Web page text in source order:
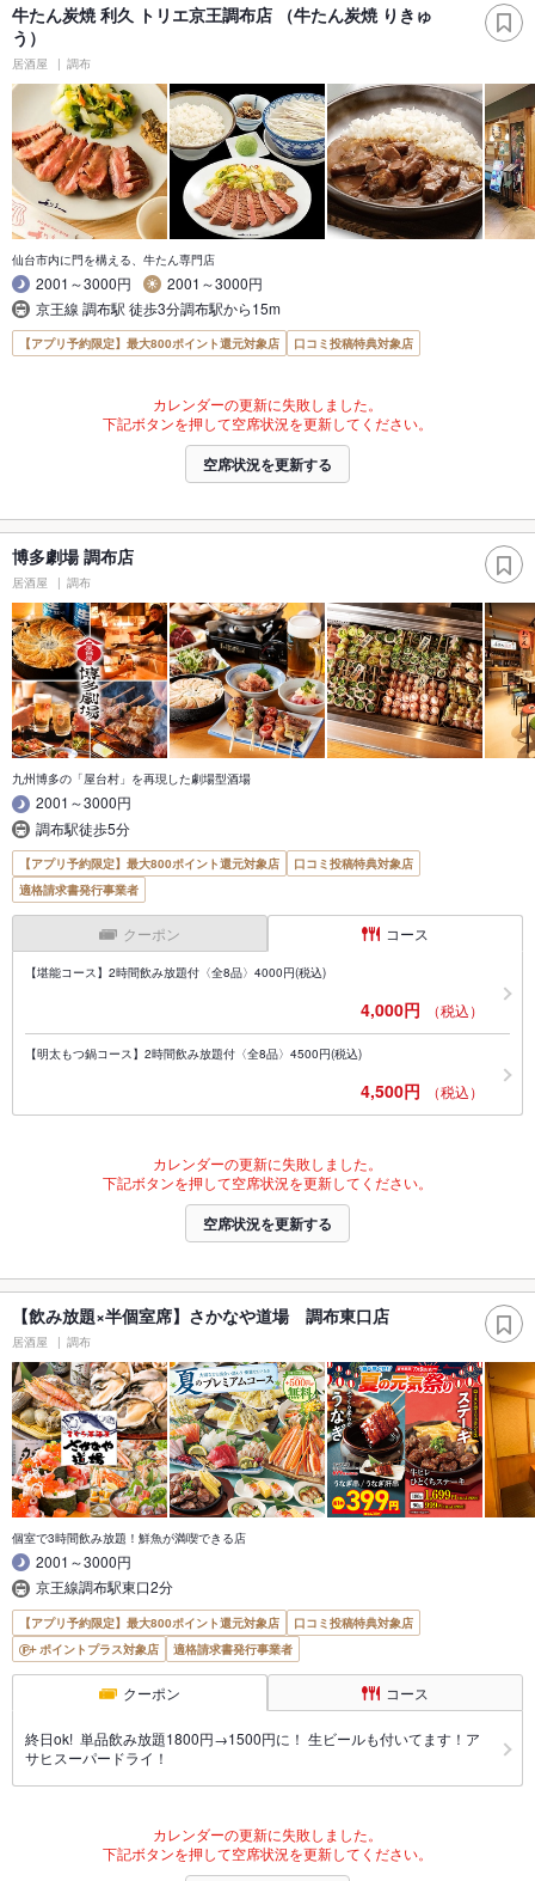
牛たん炭焼 利久 トリエ京王調布店 （牛たん炭焼 りきゅ
う）
居酒屋 調布
仙台市内に門を構える、牛たん専門店
2001～3000円
2001～3000円
京王線 調布駅 徒歩3分調布駅から15m
【アプリ予約限定】最大800ポイント還元対象店 口コミ投稿特典対象店
カレンダーの更新に失敗しました。
下記ボタンを押して空席状況を更新してください。
空席状況を更新する
博多劇場 調布店
居酒屋 調布
九州博多の「屋台村」を再現した劇場型酒場
2001～3000円
調布駅徒歩5分
【アプリ予約限定】最大800ポイント還元対象店
口コミ投稿特典対象店
適格請求書発行事業者
クーポン コース
【堪能コース】2時間飲み放題付〈全8品〉4000円(税込)
4,000円 （税込）
【明太もつ鍋コース】2時間飲み放題付〈全8品〉4500円(税込)
4,500円 （税込）
カレンダーの更新に失敗しました。
下記ボタンを押して空席状況を更新してください。
空席状況を更新する
【飲み放題×半個室席】さかなや道場 調布東口店
居酒屋 調布
個室で3時間飲み放題！鮮魚が満喫できる店
2001～3000円
京王線調布駅東口2分
【アプリ予約限定】最大800ポイント還元対象店
口コミ投稿特典対象店
ポイントプラス対象店
適格請求書発行事業者
クーポン コース
終日ok! 単品飲み放題1800円→1500円に！ 生ビールも付いてます！ア
サヒスーパードライ！
カレンダーの更新に失敗しました。
下記ボタンを押して空席状況を更新してください。